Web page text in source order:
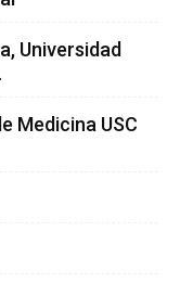
Universidad
Medicina USC